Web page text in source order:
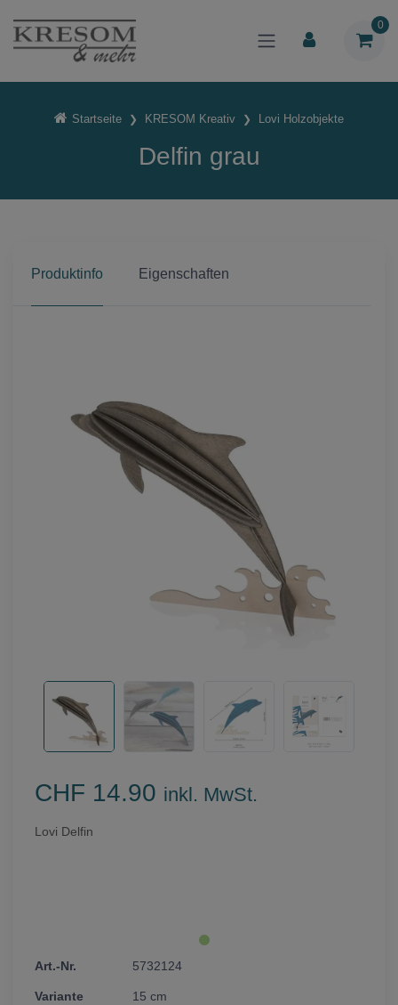
0
Startseite KRESOM Kreativ Lovi Holzobjekte
Delfin grau
Produktinfo Eigenschaften
CHF 14.90 inkl. MwSt.
Lovi Delfin
5732124
15 cm